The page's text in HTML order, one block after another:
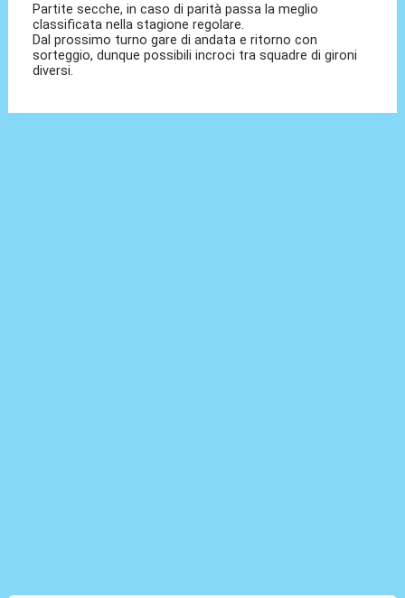
Partite secche, in caso di parità passa la meglio
classificata nella stagione regolare.
Dal prossimo turno gare di andata e ritorno con
sorteggio, dunque possibili incroci tra squadre di gironi
diversi.